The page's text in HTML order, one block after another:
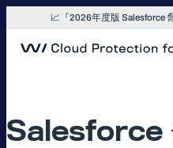
プ
Salesforce